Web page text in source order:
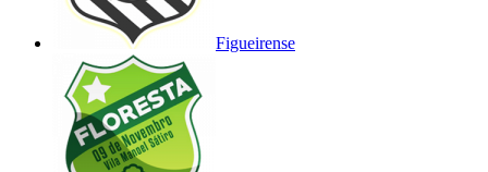
Figueirense